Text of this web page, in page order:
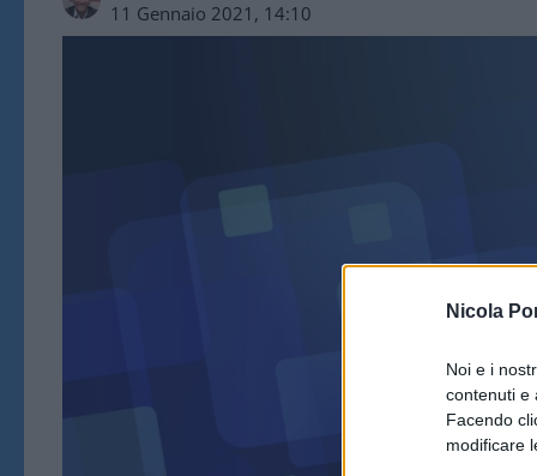
Nicola
Noi e i
contenuti e
Facendo
modificare
11 Gennaio 2021, 14:10